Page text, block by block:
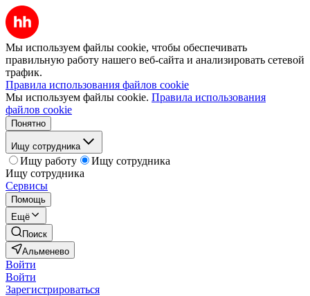
Мы используем файлы cookie, чтобы обеспечивать
правильную работу нашего веб-сайта и анализировать сетевой
трафик.
Правила использования файлов cookie
Мы используем файлы cookie. Правила использования
файлов cookie
Понятно
Ищу сотрудника
Ищу работу
Ищу сотрудника
Ищу сотрудника
Сервисы
Помощь
Ещё
Поиск
Альменево
Войти
Войти
Зарегистрироваться